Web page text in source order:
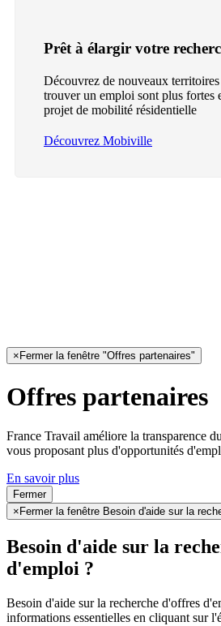
Prêt à élargir votre
Découvrez de nouveaux
trouver un emploi sont plus fortes
projet de mobilité résidentielle
Découvrez Mobiville
× Fermer la fenêtre "Offres partenaires"
Offres partenaires
France Travail améliore la transparence
vous proposant plus d'opportunités
En savoir plus
Fermer
× Fermer la fenêtre Besoin d'aide sur la
Besoin d'aide sur la
d'emploi ?
Besoin d'aide sur la recherche d'offres
informations essentielles en cliquant sur